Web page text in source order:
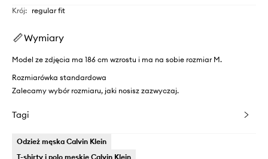
Krój: regular fit
Wymiary
Model ze zdjęcia ma 186 cm wzrostu i ma na sobie rozmiar M.
Rozmiarówka standardowa
Zalecamy wybór rozmiaru, jaki nosisz zazwyczaj.
Tagi
Odzież męska Calvin Klein
T-shirty i polo męskie Calvin Klein